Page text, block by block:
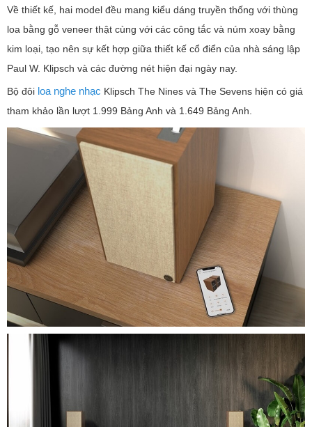
Về thiết kế, hai model đều mang kiểu dáng truyền thống với thùng
loa bằng gỗ veneer thật cùng với các công tắc và núm xoay bằng
kim loại, tạo nên sự kết hợp giữa thiết kế cổ điển của nhà sáng lập
Paul W. Klipsch và các đường nét hiện đại ngày nay.
Bộ đôi loa nghe nhạc Klipsch The Nines và The Sevens hiện có giá
tham khảo lần lượt 1.999 Bảng Anh và 1.649 Bảng Anh.